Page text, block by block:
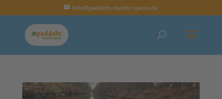
info@paddeln-macht-spass.de